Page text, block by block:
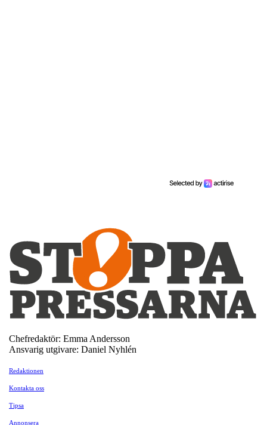
Chefredaktör: Emma Andersson
Ansvarig utgivare: Daniel Nyhlén
Redaktionen
Kontakta oss
Tipsa
Annonsera